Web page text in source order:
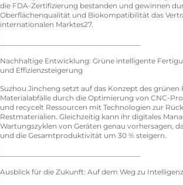
die FDA-Zertifizierung bestanden und gewinnen
Oberflächenqualität und Biokompatibilität das
internationalen Marktes27.
Nachhaltige Entwicklung: Grüne intelligente
und Effizienzsteigerung
Suzhou Jincheng setzt auf das Konzept des grünen
Materialabfälle durch die Optimierung von CNC-
und recycelt Ressourcen mit Technologien zur
Restmaterialien. Gleichzeitig kann ihr digitales
Wartungszyklen von Geräten genau vorhersagen,
und die Gesamtproduktivität um 30 % steigern.
Ausblick für die Zukunft: Auf dem Weg zu